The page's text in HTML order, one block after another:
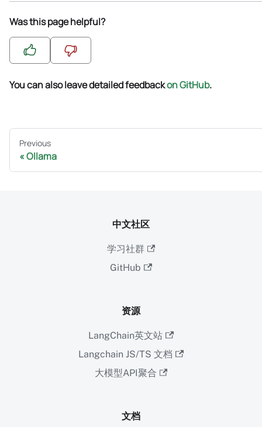
Was this page helpful?
You can also leave detailed feedbackon GitHub.
Previous
Ollama
中文社区
学习社群
GitHub
资源
LangChain英文站
Langchain JS/TS 文档
大模型API聚合
文档